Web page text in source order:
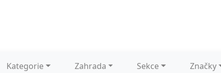
Kategorie Zahrada Sekce Značky